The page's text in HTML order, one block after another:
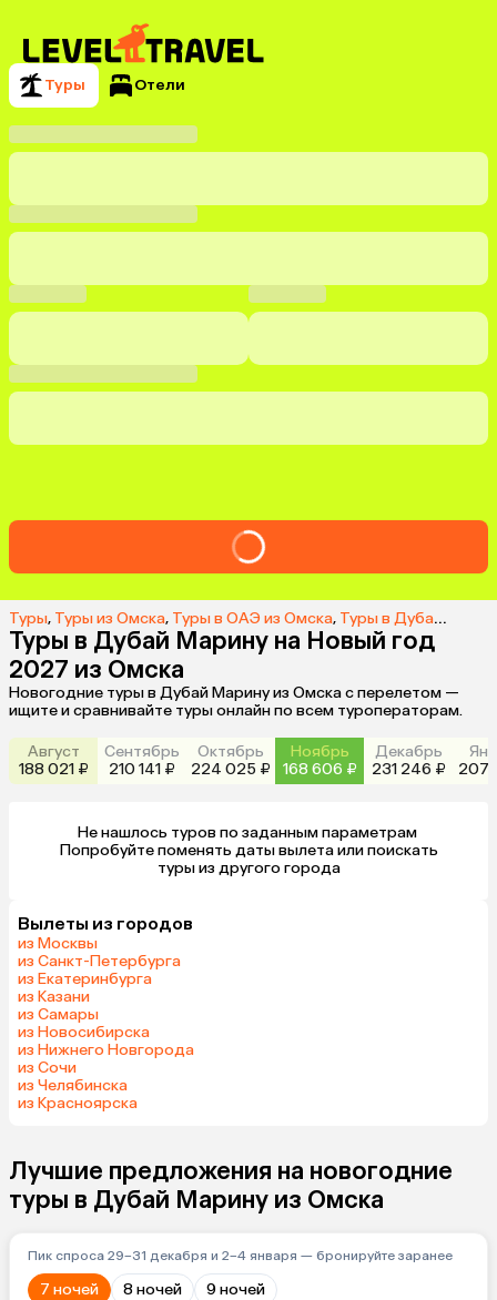
Туры Отели
Туры, Туры из Омска, Туры в ОАЭ из Омска, Туры в Дубай Марину из Омска
Туры в Дубай Марину на Новый год
2027 из Омска
Новогодние туры в Дубай Марину из Омска с перелетом —
ищите и сравнивайте туры онлайн по всем туроператорам.
Август
188 021 ₽
Сентябрь
210 141 ₽
Октябрь
224 025 ₽
Ноябрь
168 606 ₽
Декабрь
231 246 ₽
207
Не нашлось туров по заданным параметрам
туры из другого города
Вылеты из городов
из Москвы
из Санкт-Петербурга
из Екатеринбурга
из Казани
из Самары
из Новосибирска
из Нижнего Новгорода
из Сочи
из Челябинска
из Красноярска
Лучшие предложения на новогодние
туры в Дубай Марину из Омска
Пик спроса 29–31 декабря и 2–4 января — бронируйте заранее
7 ночей 8 ночей 9 ночей